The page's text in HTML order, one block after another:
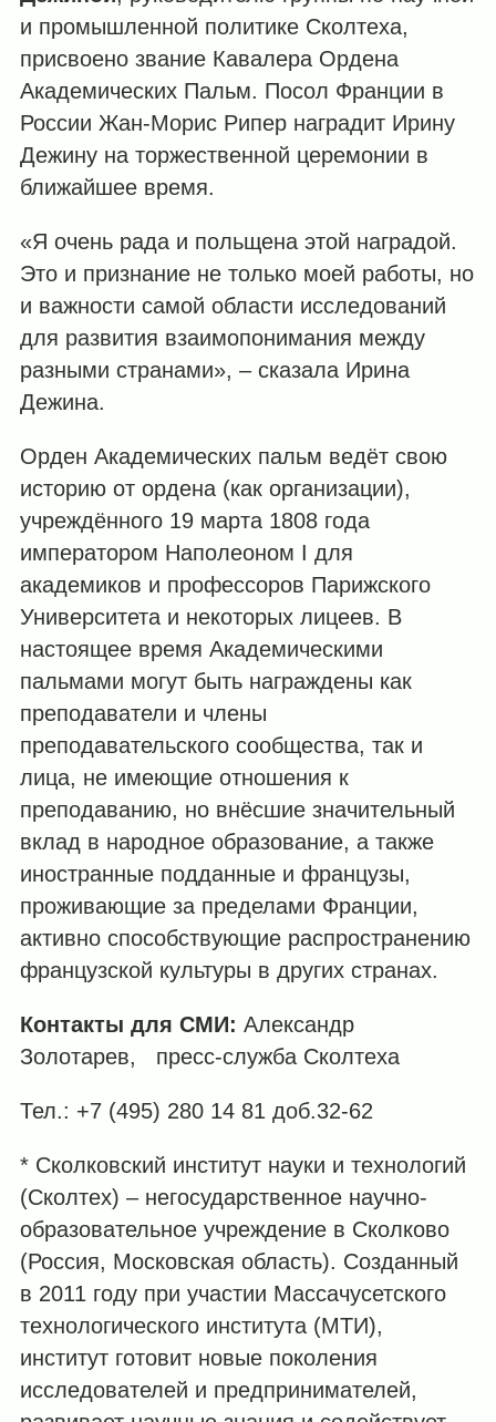
и промышленной политике Сколтеха,
присвоено звание Кавалера Ордена
Академических Пальм. Посол Франции в
России Жан-Морис Рипер наградит Ирину
Дежину на торжественной церемонии в
ближайшее время.
«Я очень рада и польщена этой наградой.
Это и признание не только моей работы, но
и важности самой области исследований
для развития взаимопонимания между
разными странами», – сказала Ирина
Дежина.
Орден Академических пальм ведёт свою
историю от ордена (как организации),
учреждённого 19 марта 1808 года
императором Наполеоном I для
академиков и профессоров Парижского
Университета и некоторых лицеев. В
настоящее время Академическими
пальмами могут быть награждены как
преподаватели и члены
преподавательского сообщества, так и
лица, не имеющие отношения к
преподаванию, но внёсшие значительный
вклад в народное образование, а также
иностранные подданные и французы,
проживающие за пределами Франции,
активно способствующие распространению
французской культуры в других странах.
Контакты для СМИ: Александр
Золотарев, пресс-служба Сколтеха
Тел.: +7 (495) 280 14 81 доб.32-62
* Сколковский институт науки и технологий
(Сколтех) – негосударственное научно-
образовательное учреждение в Сколково
(Россия, Московская область). Созданный
в 2011 году при участии Массачусетского
технологического института (МТИ),
институт готовит новые поколения
исследователей и предпринимателей,